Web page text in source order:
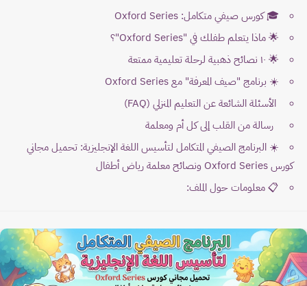
🎓 كورس صيفي متكامل: Oxford Series
🌟 ماذا يتعلم طفلك في "Oxford Series"؟
🌟 ١٠ نصائح ذهبية لرحلة تعليمية ممتعة
☀️ برنامج "صيف المعرفة" مع Oxford Series
الأسئلة الشائعة عن التعليم المنزلي (FAQ)
رسالة من القلب إلى كل أم ومعلمة
☀️ البرنامج الصيفي المتكامل لتأسيس اللغة الإنجليزية: تحميل مجاني
كورس Oxford Series ونصائح معلمة رياض أطفال
📋 معلومات حول الملف: